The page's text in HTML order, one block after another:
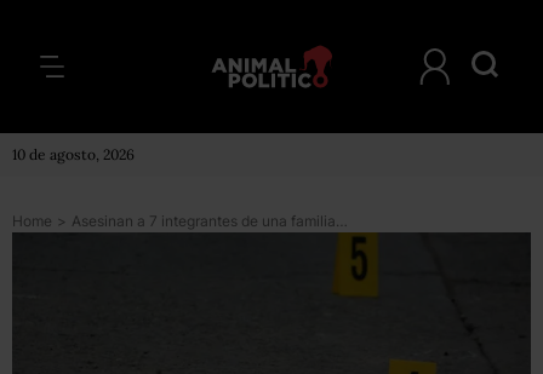
10 de agosto, 2026
Home > Asesinan a 7 integrantes de una familia en Boca del Río, Veracruz; uno es menor de edad